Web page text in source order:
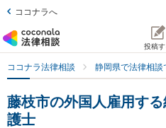
ココナラへ
投稿す
ココナラ法律相談 静岡県で法律相談
藤枝市の外国人雇用す
護士